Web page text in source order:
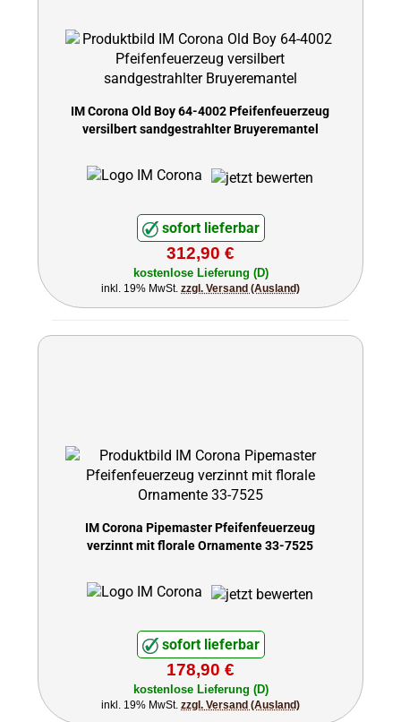
IM Corona Old Boy 64-4002 Pfeifenfeuerzeug
versilbert sandgestrahlter Bruyeremantel
sofort lieferbar
312,90 €
kostenlose Lieferung (D)
inkl. 19% MwSt. zzgl. Versand (Ausland)
IM Corona Pipemaster Pfeifenfeuerzeug
verzinnt mit florale Ornamente 33-7525
sofort lieferbar
178,90 €
kostenlose Lieferung (D)
inkl. 19% MwSt. zzgl. Versand (Ausland)